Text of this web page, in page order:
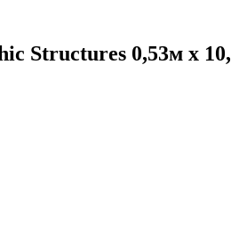
Structures 0,53м x